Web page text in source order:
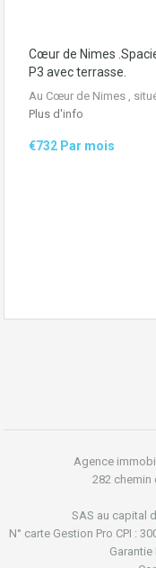
Cœur de Nimes
P3 avec terrasse.
Au Cœur de Nimes ,
Plus d'info
€732 Par mois
Agence
282 chemin
SAS au capital
N° carte Gestion Pro CPI :
Garantie